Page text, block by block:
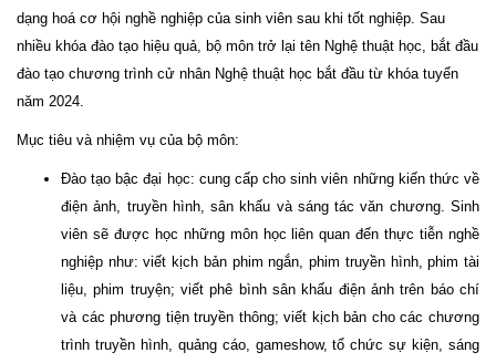
dạng hoá cơ hội nghề nghiệp của sinh viên sau khi tốt nghiệp. Sau
nhiều khóa đào tạo hiệu quả, bộ môn trở lại tên Nghệ thuật học, bắt đầu
đào tạo chương trình cử nhân Nghệ thuật học bắt đầu từ khóa tuyển
năm 2024.
Mục tiêu và nhiệm vụ của bộ môn:
Đào tạo bậc đại học: cung cấp cho sinh viên những kiến thức về
điện ảnh, truyền hình, sân khấu và sáng tác văn chương. Sinh
viên sẽ được học những môn học liên quan đến thực tiễn nghề
nghiệp như: viết kịch bản phim ngắn, phim truyền hình, phim tài
liệu, phim truyện; viết phê bình sân khấu điện ảnh trên báo chí
và các phương tiện truyền thông; viết kịch bản cho các chương
trình truyền hình, quảng cáo, gameshow, tổ chức sự kiện, sáng